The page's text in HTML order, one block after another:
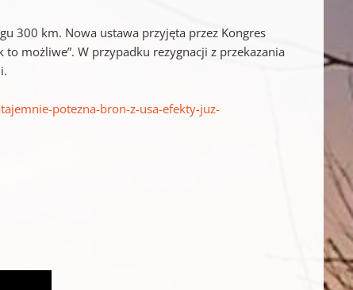
300 km. Nowa ustawa przyjęta przez Kongres
możliwe”. W przypadku rezygnacji z przekazania
potezna-bron-z-usa-efekty-juz-